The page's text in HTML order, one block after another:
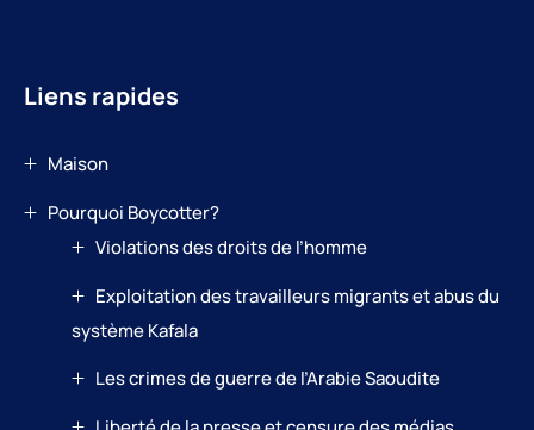
Liens rapides
Maison
Pourquoi Boycotter?
Violations des droits de l’homme
Exploitation des travailleurs migrants et abus du
système Kafala
Les crimes de guerre de l’Arabie Saoudite